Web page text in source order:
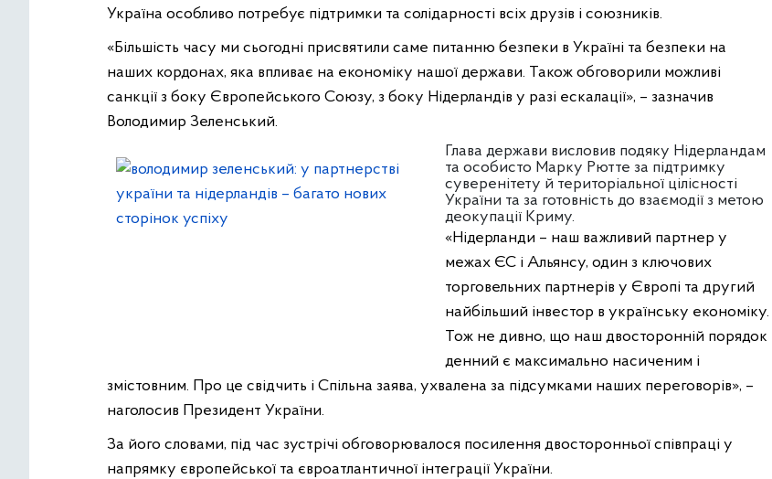
Україна особливо потребує підтримки та солідарності всіх друзів і союзників.
«Більшість часу ми сьогодні присвятили саме питанню безпеки в Україні та безпеки на
наших кордонах, яка впливає на економіку нашої держави. Також обговорили можливі
санкції з боку Європейського Союзу, з боку Нідерландів у разі ескалації», – зазначив
Володимир Зеленський.
Глава держави висловив подяку Нідерландам
та особисто Марку Рютте за підтримку
суверенітету й територіальної цілісності
України та за готовність до взаємодії з метою
деокупації Криму.
«Нідерланди – наш важливий партнер у
межах ЄС і Альянсу, один з ключових
торговельних партнерів у Європі та другий
найбільший інвестор в українську економіку.
Тож не дивно, що наш двосторонній порядок
денний є максимально насиченим і
змістовним. Про це свідчить і Спільна заява, ухвалена за підсумками наших переговорів», –
наголосив Президент України.
За його словами, під час зустрічі обговорювалося посилення двосторонньої співпраці у
напрямку європейської та євроатлантичної інтеграції України.